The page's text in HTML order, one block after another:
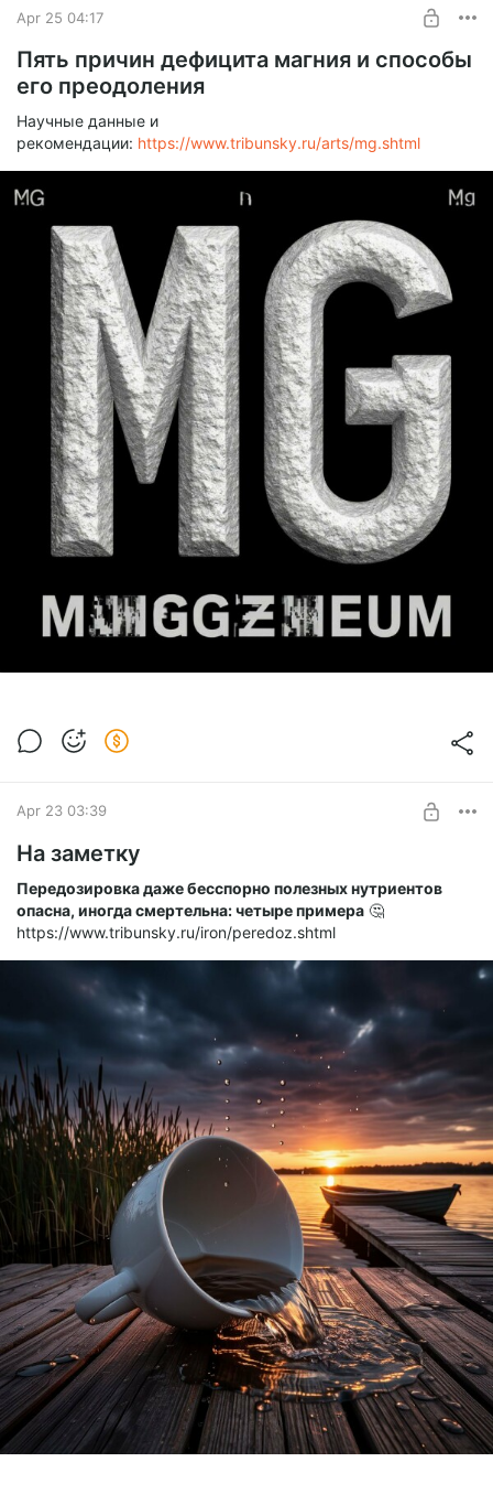
Apr 25 04:17
Пять причин дефицита магния и способы
его преодоления
Научные данные и
рекомендации: https://www.tribunsky.ru/arts/mg.shtml
Apr 23 03:39
На заметку
Передозировка даже бесспорно полезных нутриентов
опасна, иногда смертельна: четыре примера 🤔
https://www.tribunsky.ru/iron/peredoz.shtml